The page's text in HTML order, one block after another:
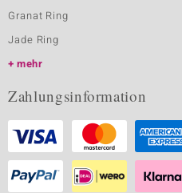
Granat Ring
Jade Ring
mehr
Zahlungsinformation